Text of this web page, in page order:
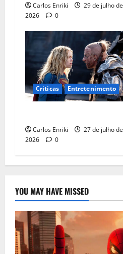
Carlos Enriki
29 de julho de
2026
0
Criticas Entretenimento
Carlos Enriki
27 de julho de
2026
0
YOU MAY HAVE MISSED